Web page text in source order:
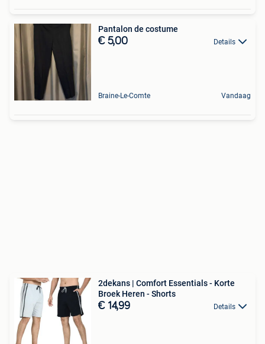
Pantalon de costume
€ 5,00 Details
Braine-Le-Comte Vandaag
2dekans | Comfort Essentials - Korte
Broek Heren - Shorts
€ 14,99 Details